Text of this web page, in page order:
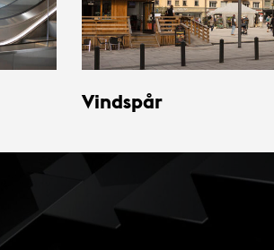
Vindspår